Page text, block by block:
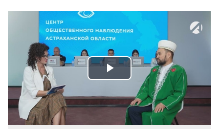
Play
Video